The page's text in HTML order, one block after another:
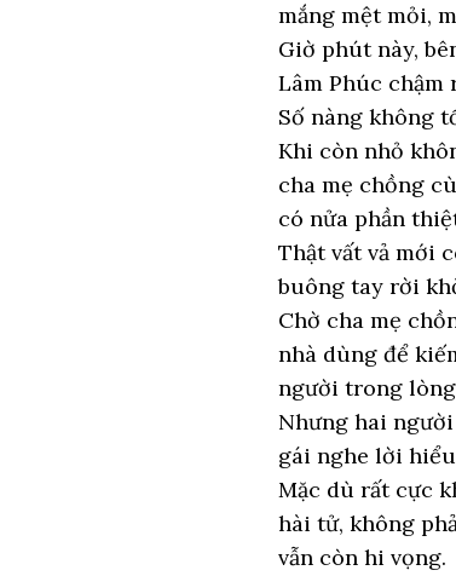
mắng mệt mỏi,
Giờ phút này,
Lâm Phúc chậm
Số nàng không
Khi còn nhỏ
cha mẹ chồng
có nửa phần
Thật vất vả mới
buông tay rời
Chờ cha mẹ
nhà dùng để
người trong
Nhưng hai
gái nghe lời
Mặc dù rất cực
hài tử, không
vẫn còn hi vọng.